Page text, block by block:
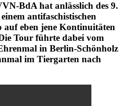
BdA hat anlässlich des 9.
antifaschistischen
eben jene Kontinuitäten
Tour führte dabei vom
in Berlin-Schönholz
im Tiergarten nach